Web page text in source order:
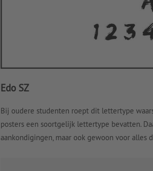
Edo SZ
Bij oudere studenten roept dit lettertype
posters een soortgelijk lettertype bevatten.
aankondigingen, maar ook gewoon voor